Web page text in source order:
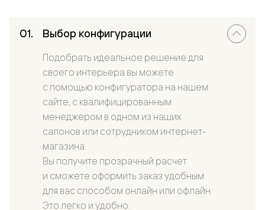
Выбор конфигурации
Подобрать идеальное решение для
своего интерьера вы можете
с помощью конфигуратора на нашем
сайте, с квалифицированным
менеджером в одном из наших
салонов или сотрудником интернет-
магазина.
Вы получите прозрачный расчет
и сможете оформить заказ удобным
для вас способом онлайн или офлайн.
Это легко и удобно.